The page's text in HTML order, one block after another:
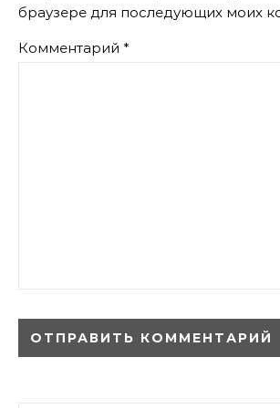
браузере для последующих моих
Комментарий *